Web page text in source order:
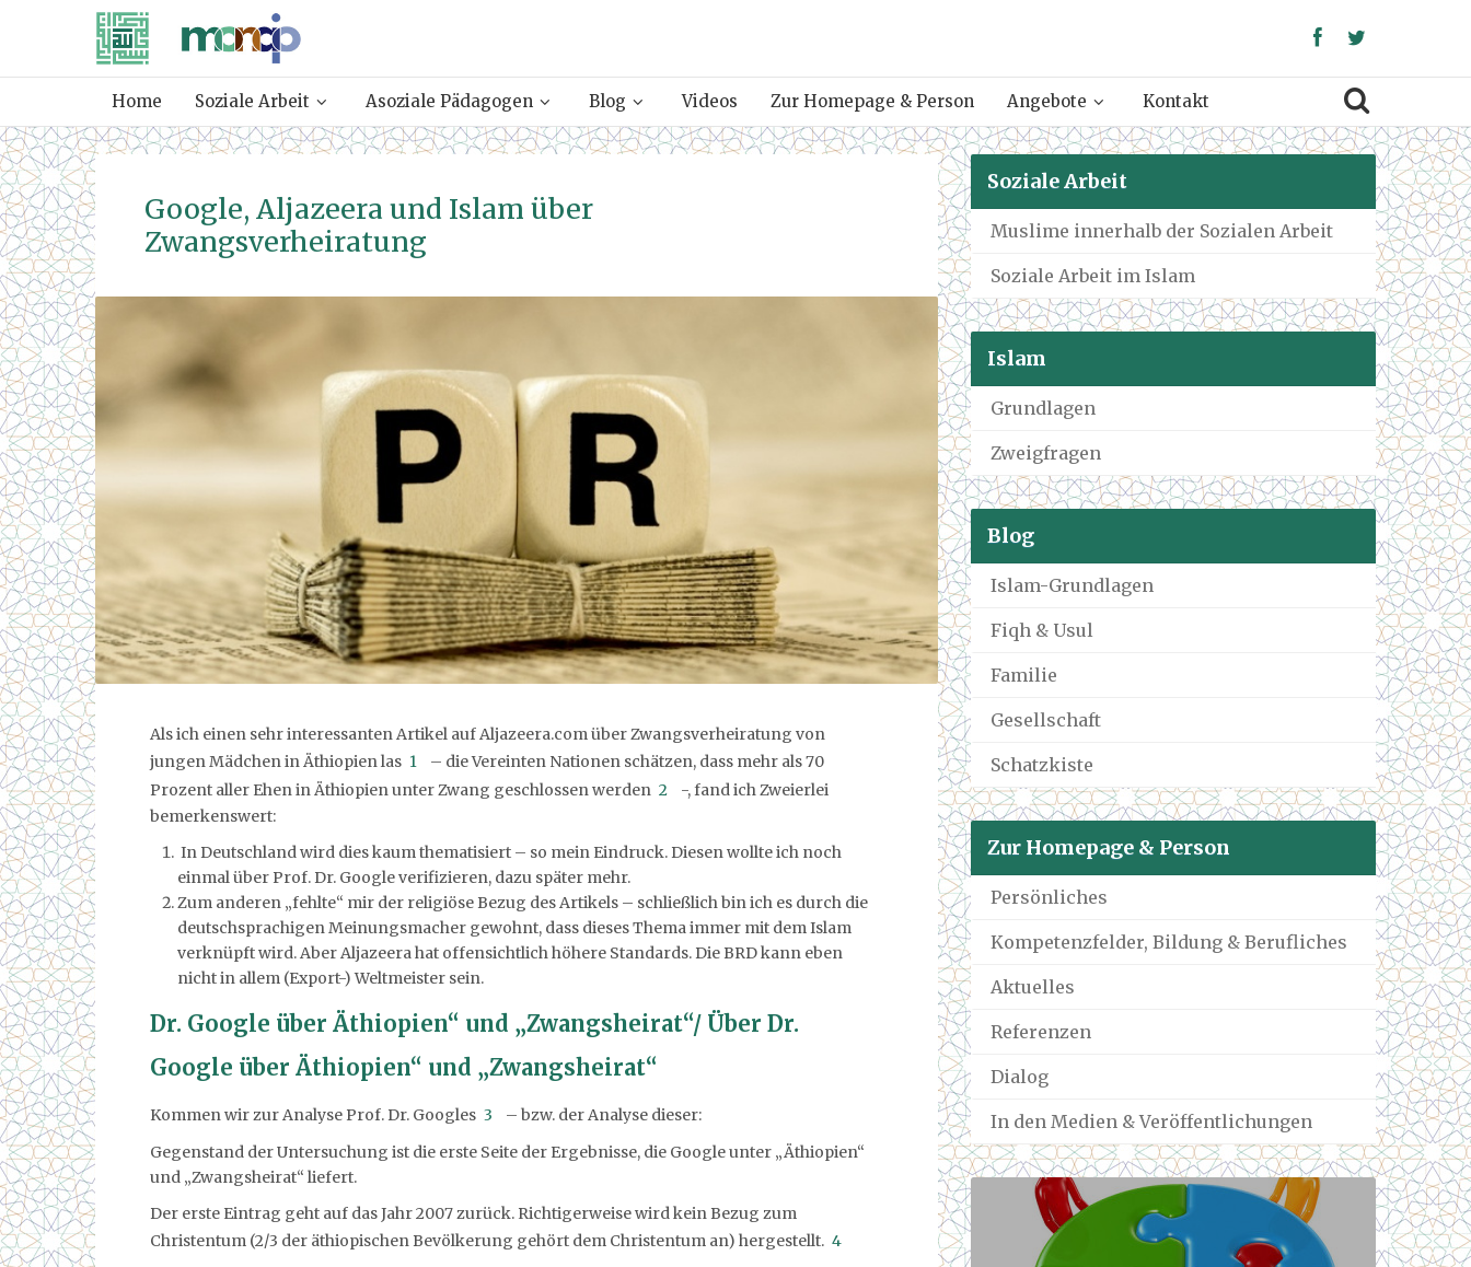
Home Soziale Arbeit Asoziale Pädagogen Blog Videos Zur Homepage & Person Angebote Kontakt
Google, Aljazeera und Islam über
Zwangsverheiratung
Als ich einen sehr interessanten Artikel auf Aljazeera.com über Zwangsverheiratung von
jungen Mädchen in Äthiopien las 1
– die Vereinten Nationen schätzen, dass mehr als 70
Prozent aller Ehen in Äthiopien unter Zwang geschlossen werden 2
-, fand ich Zweierlei
bemerkenswert:
In Deutschland wird dies kaum thematisiert – so mein Eindruck. Diesen wollte ich noch
einmal über Prof. Dr. Google verifizieren, dazu später mehr.
Zum anderen „fehlte“ mir der religiöse Bezug des Artikels – schließlich bin ich es durch die
deutschsprachigen Meinungsmacher gewohnt, dass dieses Thema immer mit dem Islam
verknüpft wird. Aber Aljazeera hat offensichtlich höhere Standards. Die BRD kann eben
nicht in allem (Export-) Weltmeister sein.
Dr. Google über Äthiopien“ und „Zwangsheirat“/ Über Dr.
Google über Äthiopien“ und „Zwangsheirat“
Kommen wir zur Analyse Prof. Dr. Googles 3
– bzw. der Analyse dieser:
Gegenstand der Untersuchung ist die erste Seite der Ergebnisse, die Google unter „Äthiopien“
und „Zwangsheirat“ liefert.
Der erste Eintrag geht auf das Jahr 2007 zurück. Richtigerweise wird kein Bezug zum
Christentum (2/3 der äthiopischen Bevölkerung gehört dem Christentum an) hergestellt. 4
Soziale Arbeit
Muslime innerhalb der Sozialen Arbeit
Soziale Arbeit im Islam
Islam
Grundlagen
Zweigfragen
Blog
Islam-Grundlagen
Fiqh & Usul
Familie
Gesellschaft
Schatzkiste
Zur Homepage & Person
Persönliches
Kompetenzfelder, Bildung & Berufliches
Aktuelles
Referenzen
Dialog
In den Medien & Veröffentlichungen